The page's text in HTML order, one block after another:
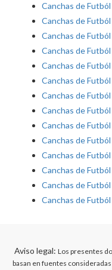
Canchas de
Canchas de
Canchas de
Canchas de
Canchas de
Canchas de
Canchas de
Canchas de
Canchas de
Canchas de
Canchas de
Canchas de
Canchas de
Canchas de Futból
Aviso legal: Los presentes
basan en fuentes